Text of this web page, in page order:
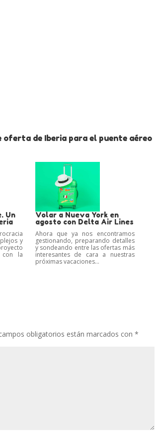
de Iberia para el puente aéreo
Un
y
con la
Volar a Nueva York en
agosto con Delta Air Lines
Ahora que ya nos encontramos
gestionando, preparando detalles
y sondeando entre las ofertas más
interesantes de cara a nuestras
próximas vacaciones...
obligatorios están marcados con*